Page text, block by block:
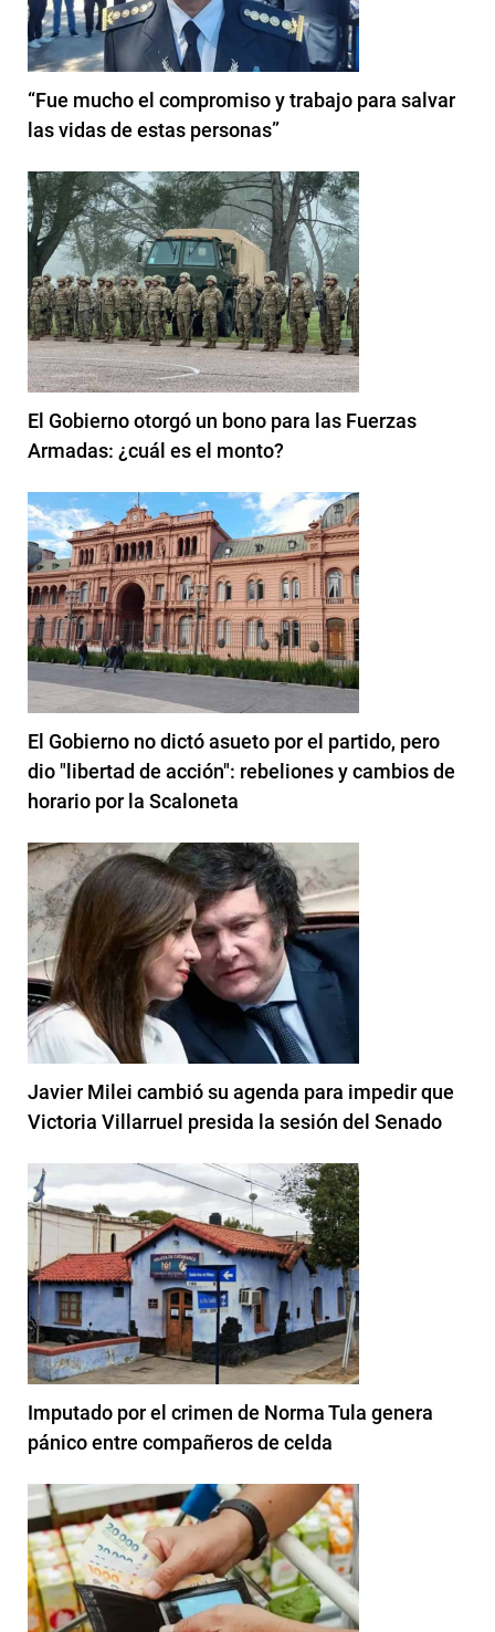
“Fue mucho el compromiso y trabajo para salvar
las vidas de estas personas”
El Gobierno otorgó un bono para las Fuerzas
Armadas: ¿cuál es el monto?
El Gobierno no dictó asueto por el partido, pero
dio "libertad de acción": rebeliones y cambios de
horario por la Scaloneta
Javier Milei cambió su agenda para impedir que
Victoria Villarruel presida la sesión del Senado
Imputado por el crimen de Norma Tula genera
pánico entre compañeros de celda